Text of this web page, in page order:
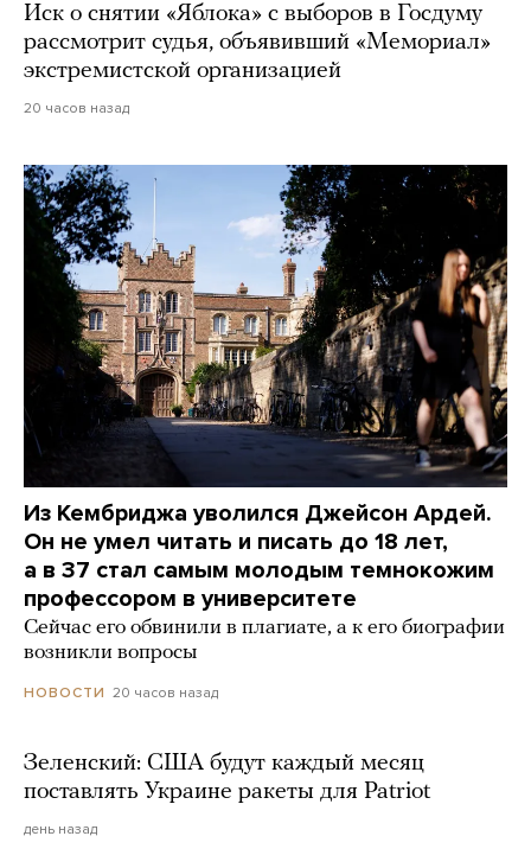
Иск о снятии «Яблока» с выборов в Госдуму
рассмотрит судья, объявивший «Мемориал»
экстремистской организацией
20 часов назад
Из Кембриджа уволился Джейсон Ардей.
Он не умел читать и писать до 18 лет,
а в 37 стал самым молодым темнокожим
профессором в университете
Сейчас его обвинили в плагиате, а к его биографии
возникли вопросы
НОВОСТИ 20 часов назад
Зеленский: США будут каждый месяц
поставлять Украине ракеты для Patriot
день назад